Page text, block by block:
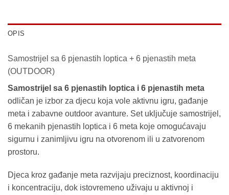
OPIS
Samostrijel sa 6 pjenastih loptica + 6 pjenastih meta
(OUTDOOR)
Samostrijel sa 6 pjenastih loptica i 6 pjenastih meta
odličan je izbor za djecu koja vole aktivnu igru, gađanje
meta i zabavne outdoor avanture. Set uključuje samostrijel,
6 mekanih pjenastih loptica i 6 meta koje omogućavaju
sigurnu i zanimljivu igru na otvorenom ili u zatvorenom
prostoru.
Djeca kroz gađanje meta razvijaju preciznost, koordinaciju
i koncentraciju, dok istovremeno uživaju u aktivnoj i